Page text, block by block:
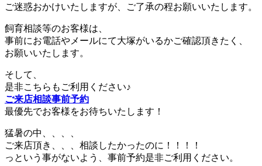
ご迷惑おかけいたしますが、ご了承の程お願いいたします。
飼育相談等のお客様は、
事前にお電話やメールにて大塚がいるかご確認頂きたく、
お願いいたします。
そして、
是非こちらもご利用ください♪
ご来店相談事前予約
最優先でお客様をお待ちいたします！
猛暑の中、、、、
ご来店頂き、、、相談したかったのに！！！！
っという事がないよう、事前予約是非ご利用ください。